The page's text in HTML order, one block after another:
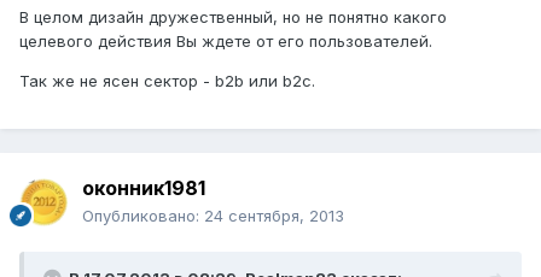
В целом дизайн дружественный, но не понятно какого
целевого действия Вы ждете от его пользователей.
Так же не ясен сектор - b2b или b2c.
оконник1981
Опубликовано: 24 сентября, 2013